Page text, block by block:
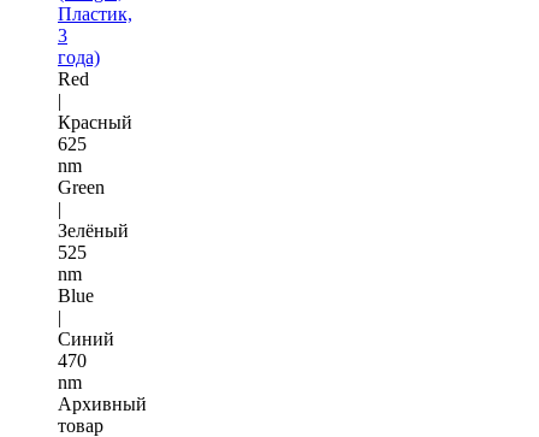
Пластик,
3
года)
Red
|
Красный
625
nm
Green
|
Зелёный
525
nm
Blue
|
Синий
470
nm
Архивный
товар